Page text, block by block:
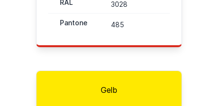
RAL 3028
Pantone 485
Gelb